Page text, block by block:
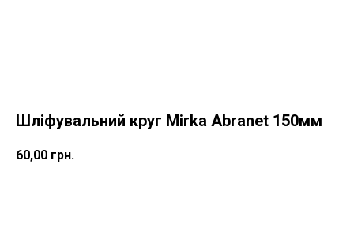
Шліфувальний круг Mirka Abranet 150мм
60,00 грн.